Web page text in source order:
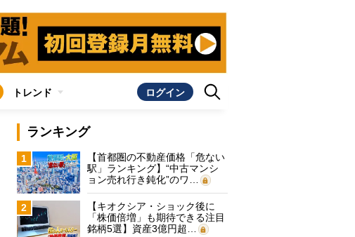
トレンド ログイン
ランキング
1
【首都圏の不動産価格「危ない
駅」ランキング】“中古マンシ
ョン売れ行き鈍化”のワ…
2
【キオクシア・ショック後に
「株価倍増」も期待できる注目
銘柄5選】資産3億円超…